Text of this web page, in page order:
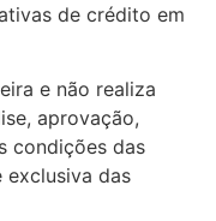
de crédito em
e não realiza
aprovação,
condições das
exclusiva das